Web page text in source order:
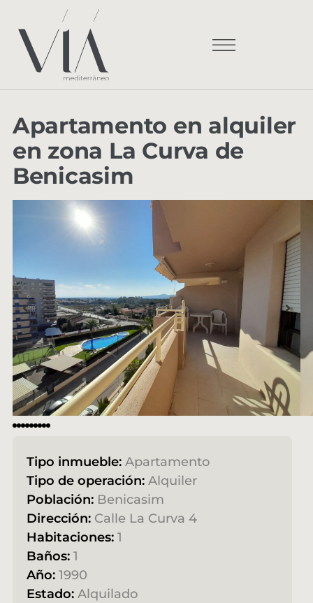
Apartamento en alquiler
en zona La Curva de
Benicasim
Tipo inmueble: Apartamento
Tipo de operación: Alquiler
Población: Benicasim
Dirección:Calle La Curva 4
Habitaciones:1
Baños:1
Año:1990
Estado:Alquilado